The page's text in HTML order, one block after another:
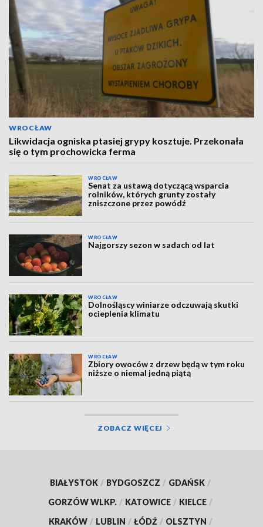
WROCŁAW
Likwidacja ogniska ptasiej grypy kosztuje. Przekonała
się o tym prochowicka ferma
WROCŁAW
Senat za ustawą dotyczącą wsparcia
rolników, których grunty zostały
zniszczone przez powódź
WROCŁAW
Najgorszy sezon w sadach od lat
WROCŁAW
Dolnośląscy winiarze odczuwają skutki
ocieplenia klimatu
WROCŁAW
Zbiory owoców z drzew będą w tym roku
niższe o niemal jedną piątą
ZOBACZ WIĘCEJ
BIAŁYSTOK / BYDGOSZCZ / GDAŃSK /
GORZÓW WLKP. / KATOWICE / KIELCE /
KRAKÓW / LUBLIN / ŁÓDŹ / OLSZTYN /